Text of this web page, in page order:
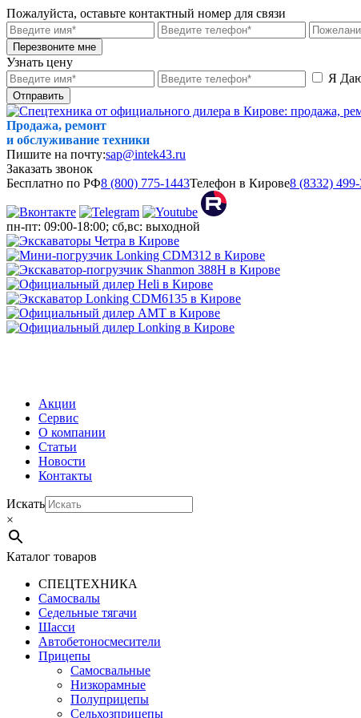
Пожалуйста, оставьте контактный номер для связи
Перезвоните мне
Узнать цену
Я Даю
Отправить
Продажа, ремонт
и обслуживание техники
Пишите на почту:sap@intek43.ru
Заказать звонок
Бесплатно по РФ8 (800) 775-1443Телефон в Кирове8 (8332)
пн-пт: 09:00-18:00; сб,вс: выходной
Акции
Сервис
О компании
Статьи
Новости
Контакты
Искать
×
Каталог товаров
СПЕЦТЕХНИКА
Самосвалы
Седельные тягачи
Шасси
Автобетоно­смесители
Прицепы
Самосвальные
Низкорамные
Полуприцепы
Сельхозприцепы